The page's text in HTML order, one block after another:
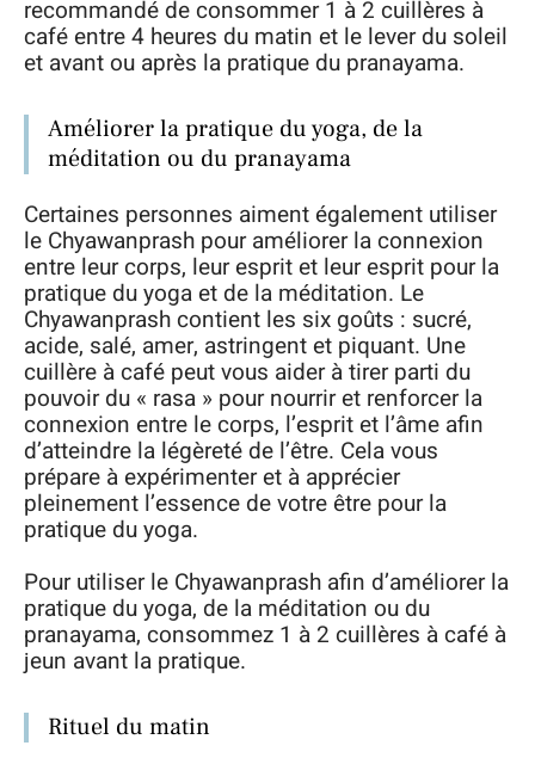
recommandé de consommer 1 à 2 cuillères à
café entre 4 heures du matin et le lever du soleil
et avant ou après la pratique du pranayama.
Améliorer la pratique du yoga, de la
méditation ou du pranayama
Certaines personnes aiment également utiliser
le Chyawanprash pour améliorer la connexion
entre leur corps, leur esprit et leur esprit pour la
pratique du yoga et de la méditation. Le
Chyawanprash contient les six goûts : sucré,
acide, salé, amer, astringent et piquant. Une
cuillère à café peut vous aider à tirer parti du
pouvoir du « rasa » pour nourrir et renforcer la
connexion entre le corps, l’esprit et l’âme afin
d’atteindre la légèreté de l’être. Cela vous
prépare à expérimenter et à apprécier
pleinement l’essence de votre être pour la
pratique du yoga.
Pour utiliser le Chyawanprash afin d’améliorer la
pratique du yoga, de la méditation ou du
pranayama, consommez 1 à 2 cuillères à café à
jeun avant la pratique.
Rituel du matin